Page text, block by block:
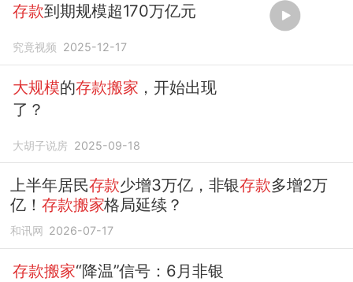
存款到期规模超170万亿元
究竟视频 2025-12-17
大规模的存款搬家 ，开始出现
了？
大胡子说房 2025-09-18
上半年居民存款少增3万亿，非银存款多增2万
亿！ 存款搬家格局延续？
和讯网 2026-07-17
存款搬家“降温”信号：6月非银